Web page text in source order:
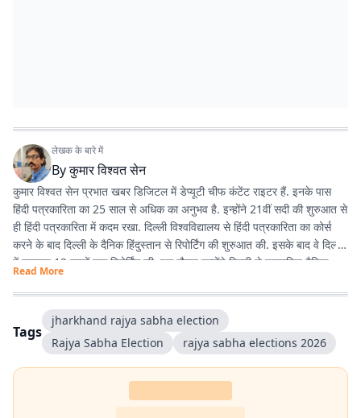
लेखक के बारे में
Byकुमार विश्वत सेन
कुमार विश्वत सेन प्रभात खबर डिजिटल में डेप्यूटी चीफ कंटेंट राइटर हैं. इनके पास
हिंदी पत्रकारिता का 25 साल से अधिक का अनुभव है. इन्होंने 21वीं सदी की शुरुआत से
ही हिंदी पत्रकारिता में कदम रखा. दिल्ली विश्वविद्यालय से हिंदी पत्रकारिता का कोर्स
करने के बाद दिल्ली के दैनिक हिंदुस्तान से रिपोर्टिंग की शुरुआत की. इसके बाद वे दिल्ली
में लगातार 12 सालों तक रिपोर्टिंग की. इस दौरान उन्होंने दिल्ली से प्रकाशित दैनिक
हिंदुस्तान दैनिक जागरण, देशबंधु जैसे प्रतिष्ठित अखबारों के साथ कई साप्ताहिक
अखबारों के लिए भी रिपोर्टिंग की. 2013 में वे प्रभात खबर आए. तब से वे प्रिंट मीडिया
के साथ फिलहाल पिछले 10 सालों से प्रभात खबर डिजिटल में अपनी सेवाएं दे रहे हैं.
इन्होंने अपने करियर के शुरुआती दिनों में ही राजस्थान में होने वाली हिंदी पत्रकारिता के
300 साल के इतिहास पर एक पुस्तक 'नित नए आयाम की खोज: राजस्थानी
पत्रकारिता' की रचना की. इनकी कई कहानियां देश के विभिन्न पत्र-पत्रिकाओं में
Read More
Tags
jharkhand rajya sabha election
Rajya Sabha Election
rajya sabha elections 2026